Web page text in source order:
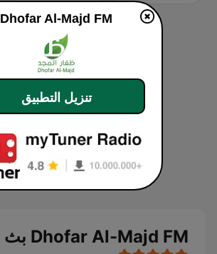
Dhofar Al-Majd FM بث حي
Dhofar Al-Majd FM
تنزيل التطبيق